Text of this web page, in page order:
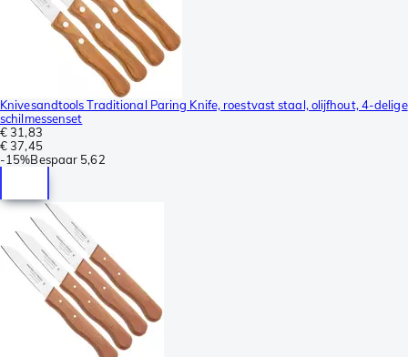
Knivesandtools Traditional Paring Knife, roestvast staal, olijfhout, 4-delige
schilmessenset
€ 31,83
€ 37,45
-15%Bespaar 5,62